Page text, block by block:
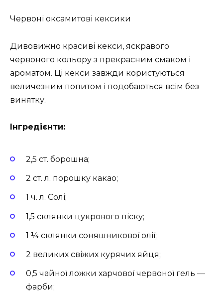
Червоні оксамитові кексики
Дивовижно красиві кекси, яскравого
червоного кольору з прекрасним смаком і
ароматом. Ці кекси завжди користуються
величезним попитом і подобаються всім без
винятку.
Інгредієнти:
2,5 ст. борошна;
2 ст. л. порошку какао;
1 ч. л. Солі;
1,5 склянки цукрового піску;
1 ¼ склянки соняшникової олії;
2 великих свіжих курячих яйця;
0,5 чайної ложки харчової червоної гель —
фарби;